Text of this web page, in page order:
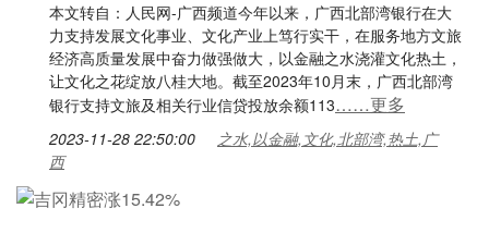
本文转自：人民网-广西频道今年以来，广西北部湾银行在大
力支持发展文化事业、文化产业上笃行实干，在服务地方文旅
经济高质量发展中奋力做强做大，以金融之水浇灌文化热土，
让文化之花绽放八桂大地。截至2023年10月末，广西北部湾
银行支持文旅及相关行业信贷投放余额113……更多
2023-11-28 22:50:00
之水,以金融,文化,北部湾,热土,广
西